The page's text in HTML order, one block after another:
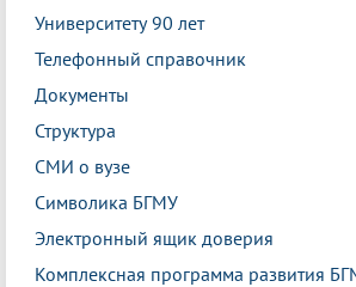
Университету 90 лет
Телефонный справочник
Документы
Структура
СМИ о вузе
Символика БГМУ
Электронный ящик доверия
Комплексная программа развития